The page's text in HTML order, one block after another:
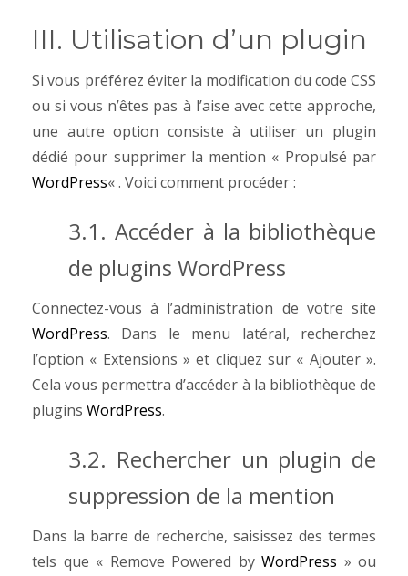
III. Utilisation d’un plugin
Si vous préférez éviter la modification du code CSS
ou si vous n’êtes pas à l’aise avec cette approche,
une autre option consiste à utiliser un plugin
dédié pour supprimer la mention « Propulsé par
WordPress« . Voici comment procéder :
3.1. Accéder à la bibliothèque
de plugins WordPress
Connectez-vous à l’administration de votre site
WordPress. Dans le menu latéral, recherchez
l’option « Extensions » et cliquez sur « Ajouter ».
Cela vous permettra d’accéder à la bibliothèque de
plugins WordPress.
3.2. Rechercher un plugin de
suppression de la mention
Dans la barre de recherche, saisissez des termes
tels que « Remove Powered by WordPress » ou